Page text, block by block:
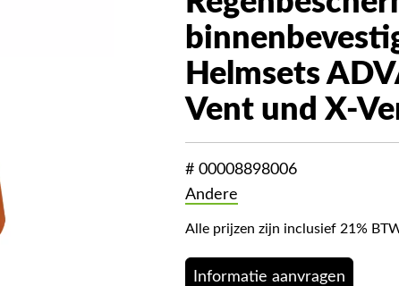
Helmsets
Vent und X-
# 00008898006
Andere
Alle prijzen zijn inclusief 21%
Informatie aanvragen